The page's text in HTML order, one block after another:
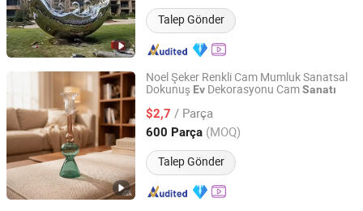
Talep Gönder
Noel Şeker Renkli Cam Mumluk Sanatsal
Dokunuş Ev Dekorasyonu CamSanatı
$2,7 / Parça
600 Parça (MOQ)
Talep Gönder
Anhui Dengyun Glass Technology Co., Ltd.
Anhui, China Fiyat 2026